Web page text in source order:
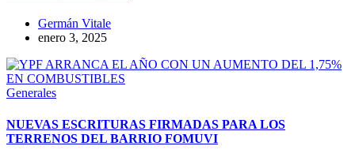
Germán Vitale
enero 3, 2025
Generales
NUEVAS ESCRITURAS FIRMADAS PARA LOS
TERRENOS DEL BARRIO FOMUVI